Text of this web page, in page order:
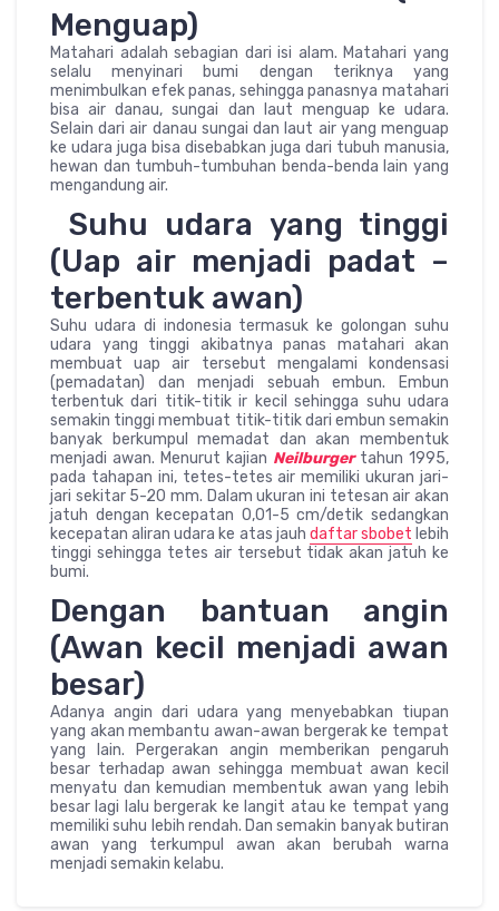
Menguap)
Matahari adalah sebagian dari isi alam. Matahari yang
selalu menyinari bumi dengan teriknya yang
menimbulkan efek panas, sehingga panasnya matahari
bisa air danau, sungai dan laut menguap ke udara.
Selain dari air danau sungai dan laut air yang menguap
ke udara juga bisa disebabkan juga dari tubuh manusia,
hewan dan tumbuh-tumbuhan benda-benda lain yang
mengandung air.
Suhu udara yang tinggi
(Uap air menjadi padat –
terbentuk awan)
Suhu udara di indonesia termasuk ke golongan suhu
udara yang tinggi akibatnya panas matahari akan
membuat uap air tersebut mengalami kondensasi
(pemadatan) dan menjadi sebuah embun. Embun
terbentuk dari titik-titik ir kecil sehingga suhu udara
semakin tinggi membuat titik-titik dari embun semakin
banyak berkumpul memadat dan akan membentuk
menjadi awan. Menurut kajian Neilburgertahun 1995,
pada tahapan ini, tetes-tetes air memiliki ukuran jari-
jari sekitar 5-20 mm. Dalam ukuran ini tetesan air akan
jatuh dengan kecepatan 0,01-5 cm/detik sedangkan
kecepatan aliran udara ke atas jauh daftar sbobet lebih
tinggi sehingga tetes air tersebut tidak akan jatuh ke
bumi.
Dengan bantuan angin
(Awan kecil menjadi awan
besar)
Adanya angin dari udara yang menyebabkan tiupan
yang akan membantu awan-awan bergerak ke tempat
yang lain. Pergerakan angin memberikan pengaruh
besar terhadap awan sehingga membuat awan kecil
menyatu dan kemudian membentuk awan yang lebih
besar lagi lalu bergerak ke langit atau ke tempat yang
memiliki suhu lebih rendah. Dan semakin banyak butiran
awan yang terkumpul awan akan berubah warna
menjadi semakin kelabu.